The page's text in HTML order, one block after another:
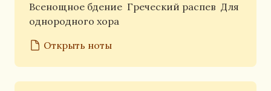
Всенощное бдение Греческий распев Для
однородного хора
Открыть ноты